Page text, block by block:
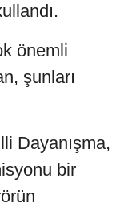
önemli
şunları
Dayanışma,
bir